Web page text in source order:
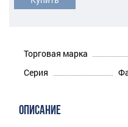
Торговая марка
Серия
ОПИСАНИЕ